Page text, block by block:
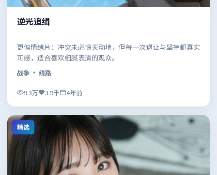
逆光追缉
更偏情绪片：冲突未必惊天动地，但每一次退让与坚持都真实
可感，适合喜欢细腻表演的观众。
战争 · 线路
9.3万 3.9千 4年前
精选